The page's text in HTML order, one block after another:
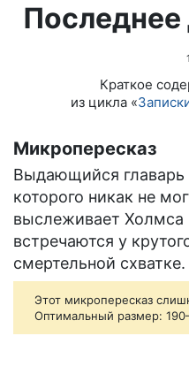
Краткое
из цикла «
Микропересказ
Выдающийся главарь
которого никак не
выслеживает Холмса
встречаются у
смертельной схватке.
Этот микропересказ
Оптимальный размер: